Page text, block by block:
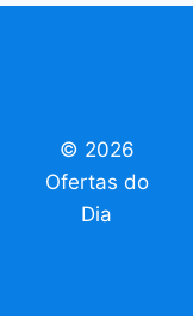
© 2026
Ofertas do
Dia